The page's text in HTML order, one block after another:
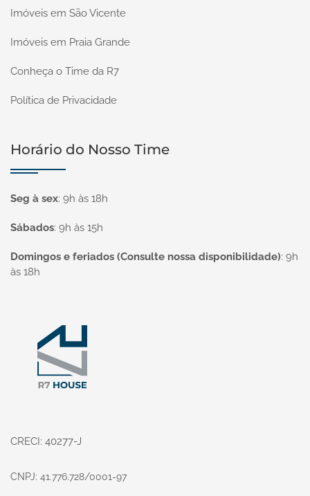
Imóveis em São Vicente
Imóveis em Praia Grande
Conheça o Time da R7
Política de Privacidade
Horário do Nosso Time
Seg à sex: 9h às 18h
Sábados: 9h às 15h
Domingos e feriados (Consulte nossa disponibilidade): 9h
às 18h
CRECI: 40277-J
CNPJ: 41.776.728/0001-97